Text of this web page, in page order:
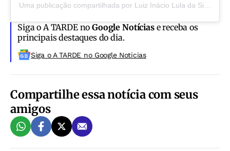
Siga o A TARDE noGoogle Notíciase receba os
principais destaques do dia.
Siga o A TARDE no Google Noticias
Compartilhe essa notícia com seus
amigos